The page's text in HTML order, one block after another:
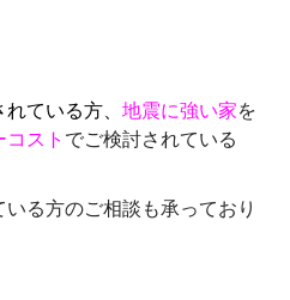
ている方、 地震に強い家を
コスト でご検討されている
いる方のご相談も承っており